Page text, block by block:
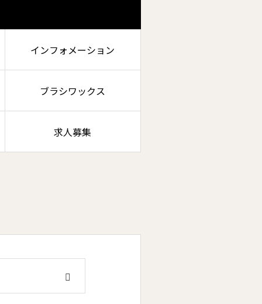
インフォメーション
ブラシワックス
求人募集